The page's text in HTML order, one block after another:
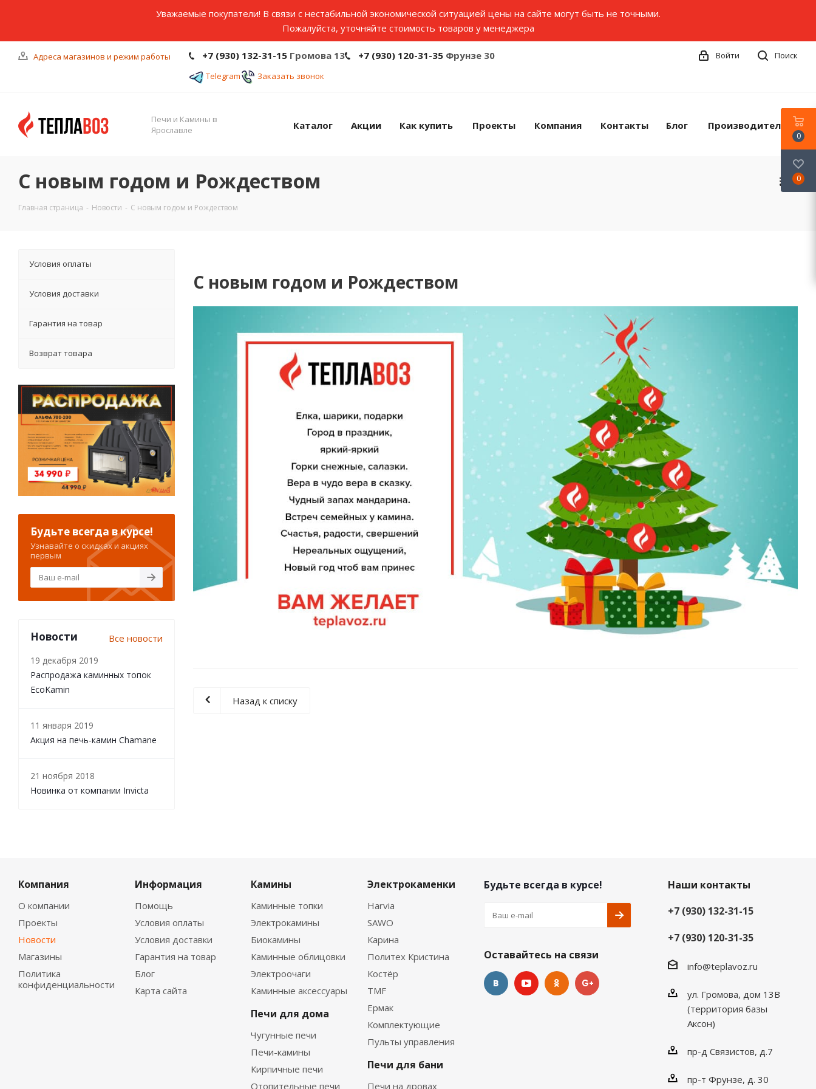
Уважаемые покупатели! В связи с нестабильной экономической ситуацией цены на сайте могут быть не точными.
Пожалуйста, уточняйте стоимость товаров у менеджера
Адреса магазинов и режим работы +7 (930) 132-31-15 Громова 13 +7 (930) 120-31-35 Фрунзе 30
Telegram Заказать звонок
Поиск
Войти
Печи и Камины в
Ярославле
Каталог Акции Как купить Проекты Компания Контакты Блог Производители
С новым годом и Рождеством
Главная страница - Новости - С новым годом и Рождеством
С новым годом и Рождеством
Назад к списку
Условия оплаты
Условия доставки
Гарантия на товар
Возврат товара
Будьте всегда в курсе!
Узнавайте о скидках и акциях
первым
Новости Все новости
19 декабря 2019
Распродажа каминных топок
EcoKamin
11 января 2019
Акция на печь-камин Chamane
21 ноября 2018
Новинка от компании Invicta
Компания
О компании
Проекты
Новости
Магазины
Политика
конфиденциальности
Информация
Помощь
Условия оплаты
Условия доставки
Гарантия на товар
Блог
Карта сайта
Камины
Каминные топки
Электрокамины
Биокамины
Каминные облицовки
Электроочаги
Каминные аксессуары
Печи для дома
Чугунные печи
Печи-камины
Кирпичные печи
Отопительные печи
Электрокаменки
Harvia
SAWO
Карина
Политех Кристина
Костёр
TMF
Ермак
Комплектующие
Пульты управления
Печи для бани
Печи на дровах
Будьте всегда в курсе!
Оставайтесь на связи
Наши контакты
+7 (930) 132-31-15
+7 (930) 120-31-35
info@teplavoz.ru
ул. Громова, дом 13В
(территория базы
Аксон)
пр-д Связистов, д.7
пр-т Фрунзе, д. 30
0
0